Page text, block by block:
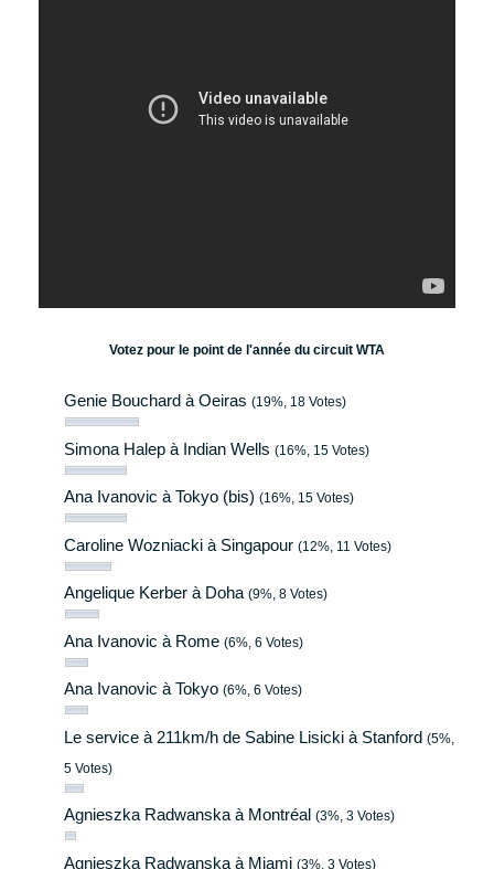
Votez pour le point de l'année du circuit WTA
Genie Bouchard à Oeiras (19%, 18 Votes)
Simona Halep à Indian Wells (16%, 15 Votes)
Ana Ivanovic à Tokyo (bis) (16%, 15 Votes)
Caroline Wozniacki à Singapour (12%, 11 Votes)
Angelique Kerber à Doha (9%, 8 Votes)
Ana Ivanovic à Rome (6%, 6 Votes)
Ana Ivanovic à Tokyo (6%, 6 Votes)
Le service à 211km/h de Sabine Lisicki à Stanford (5%,
5 Votes)
Agnieszka Radwanska à Montréal (3%, 3 Votes)
Agnieszka Radwanska à Miami (3%, 3 Votes)